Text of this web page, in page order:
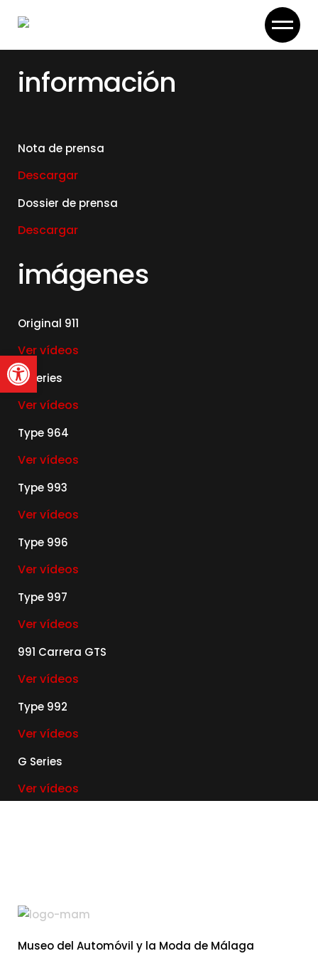
información
Nota de prensa
Descargar
Dossier de prensa
Descargar
imágenes
Original 911
Ver vídeos
G Series
Ver vídeos
Type 964
Ver vídeos
Type 993
Ver vídeos
Type 996
Ver vídeos
Type 997
Ver vídeos
991 Carrera GTS
Ver vídeos
Type 992
Ver vídeos
G Series
Ver vídeos
Museo del Automóvil y la Moda de Málaga
Abrir barra de